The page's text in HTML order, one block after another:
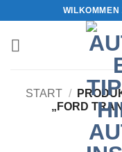
springen
START /
„FORD